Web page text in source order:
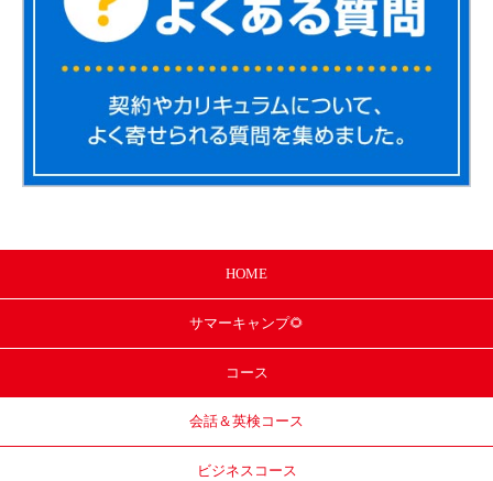
HOME
サマーキャンプ🌻
コース
会話＆英検コース
ビジネスコース